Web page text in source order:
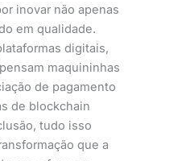
inovar não apenas
em qualidade.
digitais,
maquininhas
de pagamento
de blockchain
tudo isso
que a